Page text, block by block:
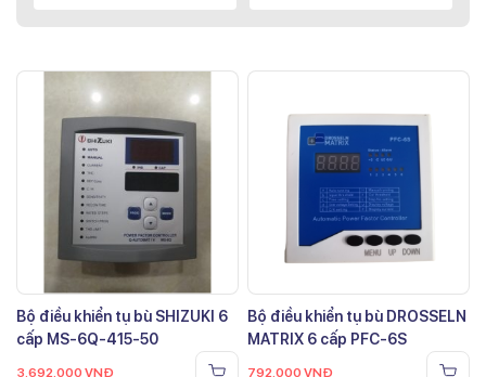
Bộ điều khiển tụ bù SHIZUKI 6
cấp MS-6Q-415-50
3.692.000 VNĐ
Bộ điều khiển tụ bù DROSSELN
MATRIX 6 cấp PFC-6S
792.000 VNĐ